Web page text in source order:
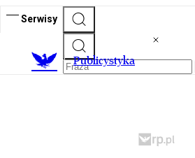
Serwisy
Publicystyka